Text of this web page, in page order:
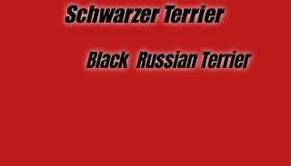
Schwarzer Terrier
Black Russian Terrier